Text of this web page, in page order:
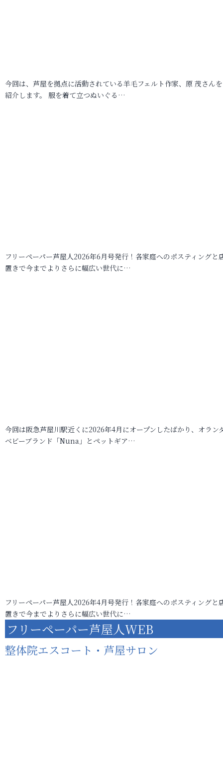
今回は、芦屋を拠点に活動されている羊毛フェルト作家、原 茂さん
紹介します。 服を着て立つぬいぐる…
フリーペーパー芦屋人2026年6月号発行！各家庭へのポスティングと
置きで今までよりさらに幅広い世代に…
今回は阪急芦屋川駅近くに2026年4月にオープンしたばかり、オラン
ベビーブランド「Nuna」とペットギア…
フリーペーパー芦屋人2026年4月号発行！各家庭へのポスティングと
置きで今までよりさらに幅広い世代に…
フリーペーパー芦屋人WEB
整体院エスコート・芦屋サロン